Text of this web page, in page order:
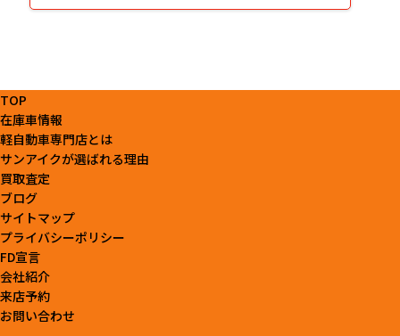
TOP
在庫車情報
軽自動車専門店とは
サンアイクが選ばれる理由
買取査定
ブログ
サイトマップ
プライバシーポリシー
FD宣言
会社紹介
来店予約
お問い合わせ